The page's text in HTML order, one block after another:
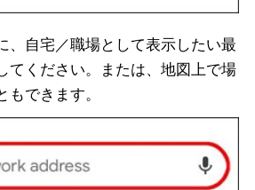
、自宅／職場として表示したい最
てください。または、地図上で場
もできます。